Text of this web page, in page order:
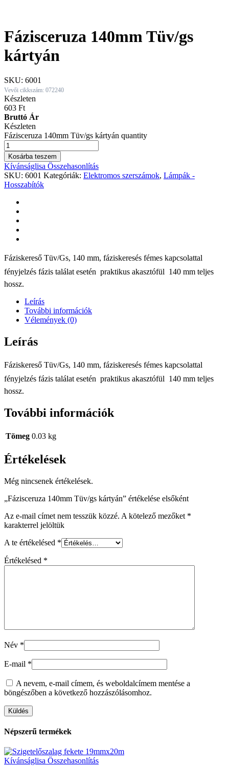
Fázisceruza 140mm Tüv/gs
kártyán
SKU: 6001
Vevői cikkszám: 072240
Készleten
603 Ft
Bruttó Ár
Készleten
Fázisceruza 140mm Tüv/gs kártyán quantity
Kosárba teszem
Kívánságlisa Összehasonlítás
SKU: 6001 Kategóriák: Elektromos szerszámok, Lámpák -
Hosszabítók
Fáziskereső Tüv/Gs, 140 mm, fáziskeresés fémes kapcsolattal 
fényjelzés fázis találat esetén  praktikus akasztófül  140 mm teljes
hossz.
Leírás
További információk
Vélemények (0)
Leírás
Fáziskereső Tüv/Gs, 140 mm, fáziskeresés fémes kapcsolattal 
fényjelzés fázis találat esetén  praktikus akasztófül  140 mm teljes
hossz.
További információk
Tömeg 0.03 kg
Értékelések
Még nincsenek értékelések.
„Fázisceruza 140mm Tüv/gs kártyán” értékelése elsőként
Az e-mail címet nem tesszük közzé. A kötelező mezőket *
karakterrel jelöltük
A te értékelésed *
Értékelésed *
Név *
E-mail *
A nevem, e-mail címem, és weboldalcímem mentése a
böngészőben a következő hozzászólásomhoz.
Népszerű termékek
Kívánságlisa Összehasonlítás